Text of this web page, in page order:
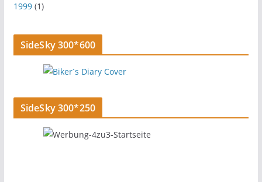
1999(1)
SideSky 300*600
SideSky 300*250